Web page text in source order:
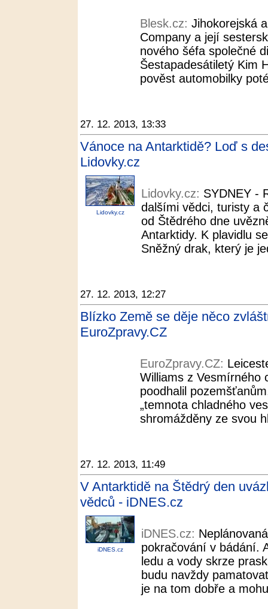
Blesk.cz: Jihokorejská
Company a její
nového šéfa společné
Šestapadesátiletý Kim
pověst automobilky
27. 12. 2013, 13:33
Vánoce na Antarktidě? Loď s
Lidovky.cz
Lidovky.cz
Lidovky.cz: SYDNEY -
dalšími vědci, turisty a
od Štědrého dne
Antarktidy. K plavidlu
Sněžný drak, který je
27. 12. 2013, 12:27
Blízko Země se děje něco
EuroZpravy.CZ
EuroZpravy.CZ:
Williams z Vesmírného
poodhalil
„temnota chladného
shromážděny ze svou
27. 12. 2013, 11:49
V Antarktidě na Štědrý den
vědců - iDNES.cz
iDNES.cz
iDNES.cz:
pokračování v bádání.
ledu a vody skrze
budu navždy
je na tom dobře a